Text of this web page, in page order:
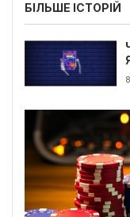
БІЛЬШЕ ІСТОРІЙ